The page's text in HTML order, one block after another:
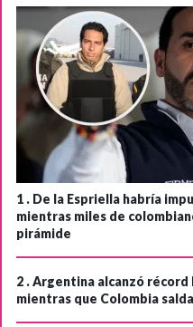
1 . De la Espriella habría
mientras miles de
pirámide
2 .Argentina alcanzó
mientras que Colombia